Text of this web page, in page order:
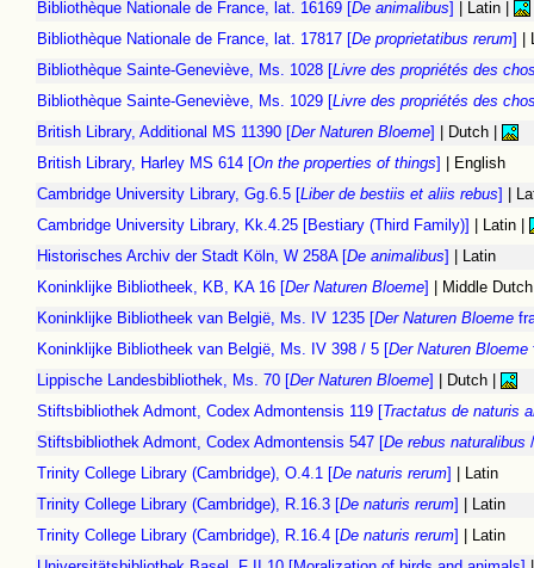
Bibliothèque Nationale de France, lat. 16169 [De animalibus]
| Latin |
Bibliothèque Nationale de France, lat. 17817 [De proprietatibus rerum]
Bibliothèque Sainte-Geneviève, Ms. 1028 [Livre des propriétés des
Bibliothèque Sainte-Geneviève, Ms. 1029 [Livre des propriétés des
British Library, Additional MS 11390 [Der Naturen Bloeme]
| Dutch |
British Library, Harley MS 614 [On the properties of things]
| English
Cambridge University Library, Gg.6.5 [Liber de bestiis et aliis rebus]
|
Cambridge University Library, Kk.4.25 [Bestiary (Third Family)]
| Latin |
Historisches Archiv der Stadt Köln, W 258A [De animalibus]
| Latin
Koninklijke Bibliotheek, KB, KA 16 [Der Naturen Bloeme]
| Middle
Koninklijke Bibliotheek van België, Ms. IV 1235 [Der Naturen Bloeme
Koninklijke Bibliotheek van België, Ms. IV 398 / 5 [Der Naturen Bloeme
Lippische Landesbibliothek, Ms. 70 [Der Naturen Bloeme]
| Dutch |
Stiftsbibliothek Admont, Codex Admontensis 119 [Tractatus de naturis
Stiftsbibliothek Admont, Codex Admontensis 547 [De rebus naturalibus
Trinity College Library (Cambridge), O.4.1 [De naturis rerum]
| Latin
Trinity College Library (Cambridge), R.16.3 [De naturis rerum]
| Latin
Trinity College Library (Cambridge), R.16.4 [De naturis rerum]
| Latin